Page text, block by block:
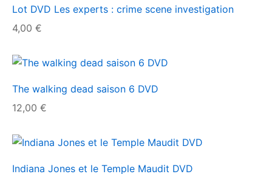
Lot DVD Les experts : crime scene investigation
4,00 €
The walking dead saison 6 DVD
12,00 €
Indiana Jones et le Temple Maudit DVD